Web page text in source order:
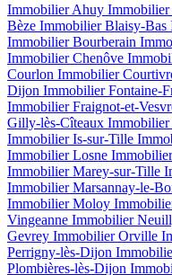
Immobilier Ahuy Immobilier
Bèze Immobilier Blaisy-Bas
Immobilier Bourberain
Immobilier Chenôve
Courlon Immobilier
Dijon Immobilier Fontaine-
Immobilier Fraignot-et-
Gilly-lès-Cîteaux Immobilier
Immobilier Is-sur-Tille
Immobilier Losne
Immobilier Marey-sur-Tille
Immobilier Marsannay-le-
Immobilier Moloy
Vingeanne Immobilier
Gevrey Immobilier Orville
Perrigny-lès-Dijon
Plombières-lès-Dijon